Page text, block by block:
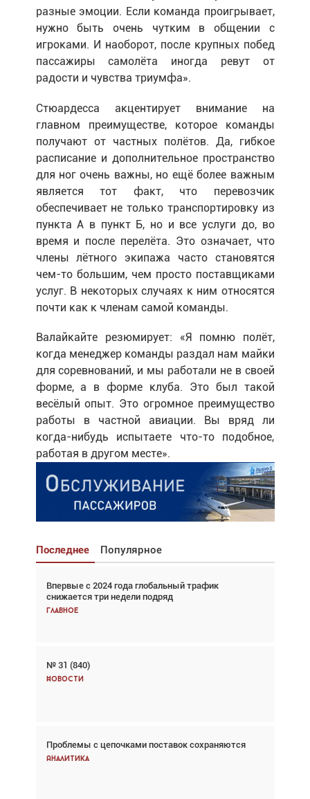
разные эмоции. Если команда проигрывает,
нужно быть очень чутким в общении с
игроками. И наоборот, после крупных побед
пассажиры самолёта иногда ревут от
радости и чувства триумфа».
Стюардесса акцентирует внимание на
главном преимуществе, которое команды
получают от частных полётов. Да, гибкое
расписание и дополнительное пространство
для ног очень важны, но ещё более важным
является тот факт, что перевозчик
обеспечивает не только транспортировку из
пункта А в пункт Б, но и все услуги до, во
время и после перелёта. Это означает, что
члены лётного экипажа часто становятся
чем-то большим, чем просто поставщиками
услуг. В некоторых случаях к ним относятся
почти как к членам самой команды.
Валайкайте резюмирует: «Я помню полёт,
когда менеджер команды раздал нам майки
для соревнований, и мы работали не в своей
форме, а в форме клуба. Это был такой
весёлый опыт. Это огромное преимущество
работы в частной авиации. Вы вряд ли
когда-нибудь испытаете что-то подобное,
работая в другом месте».
Последнее Популярное
Впервые с 2024 года глобальный трафик
снижается три недели подряд
Главное
№ 31 (840)
Новости
Проблемы с цепочками поставок сохраняются
Аналитика
Взгляд с высоты: тандем вертолётов и БПЛА в
спасательных операциях
Главное
Авиационный фотограф Дэйв Кох: «Фотография
говорит сама за себя... а ИИ всё портит»
Впервые с 2024 года глобальный трафик
снижается три недели подряд